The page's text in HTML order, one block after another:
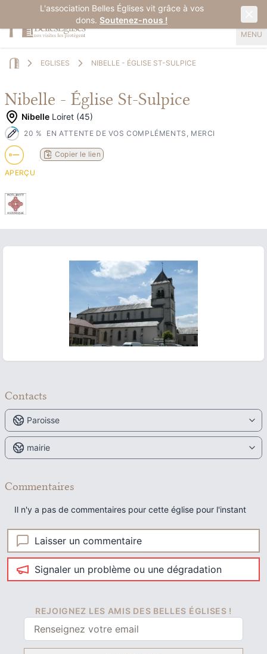
L'association Belles Églises vit grâce à vos
dons. Soutenez-nous !
MENU
EGLISES NIBELLE - ÉGLISE ST-SULPICE
Nibelle - Église St-Sulpice
Nibelle Loiret (45)
20 % EN ATTENTE DE VOS COMPLÉMENTS, MERCI
APERÇU
Copier le lien
Contacts
Paroisse
mairie
Commentaires
Il n'y a pas de commentaires pour cette église pour l'instant
Laisser un commentaire
Signaler un problème ou une dégradation
REJOIGNEZ LES AMIS DES BELLES ÉGLISES !